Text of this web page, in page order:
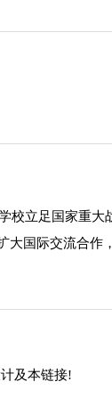
立足国家重
国际交流合
及本链接!